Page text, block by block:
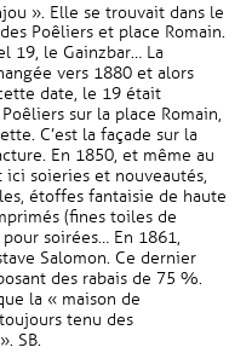
». Elle se trouvait dans le
Poêliers et place Romain.
19, le Gainzbar… La
vers 1880 et alors
date, le 19 était
sur la place Romain,
C’est la façade sur la
En 1850, et même au
ici soieries et nouveautés,
étoffes fantaisie de haute
(fines toiles de
soirées… En 1861,
Salomon. Ce dernier
des rabais de 75 %.
la « maison de
tenu des
SB.